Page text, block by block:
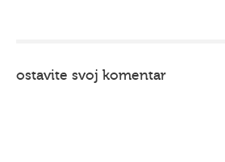
ostavite svoj komentar